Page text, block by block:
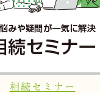
相続セミナー